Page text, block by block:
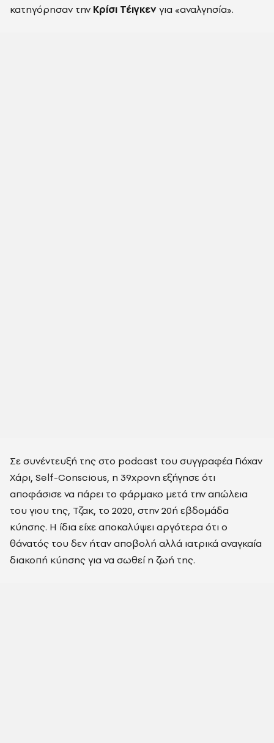
κατηγόρησαν την Κρίσι Τέιγκεν για «αναλγησία».
Σε συνέντευξή της στο podcast του συγγραφέα Γιόχαν
Χάρι, Self-Conscious, η 39χρονη εξήγησε ότι
αποφάσισε να πάρει το φάρμακο μετά την απώλεια
του γιου της, Τζακ, το 2020, στην 20ή εβδομάδα
κύησης. Η ίδια είχε αποκαλύψει αργότερα ότι ο
θάνατός του δεν ήταν αποβολή αλλά ιατρικά αναγκαία
διακοπή κύησης για να σωθεί η ζωή της.